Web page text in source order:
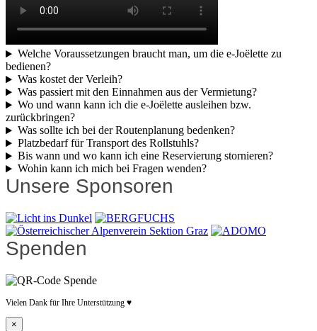
Welche Voraussetzungen braucht man, um die e-Joëlette zu
bedienen?
Was kostet der Verleih?
Was passiert mit den Einnahmen aus der Vermietung?
Wo und wann kann ich die e‑Joëlette ausleihen bzw.
zurückbringen?
Was sollte ich bei der Routenplanung bedenken?
Platzbedarf für Transport des Rollstuhls?
Bis wann und wo kann ich eine Reservierung stornieren?
Wohin kann ich mich bei Fragen wenden?
Unsere Sponsoren
Spenden
Vielen Dank für Ihre Unterstützung ♥
×